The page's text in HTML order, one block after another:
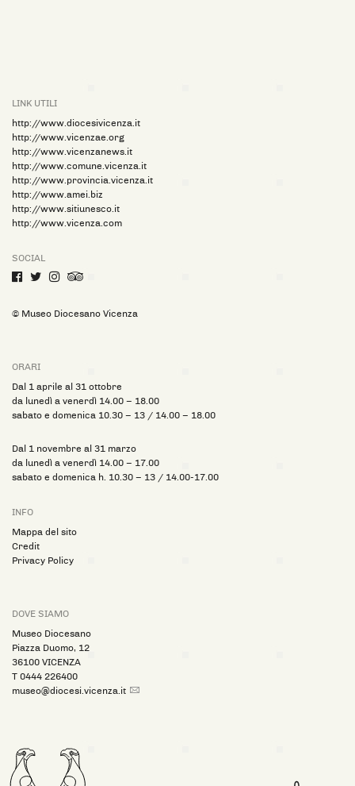
LINK UTILI
http://www.diocesivicenza.it
http://www.vicenzae.org
http://www.vicenzanews.it
http://www.comune.vicenza.it
http://www.provincia.vicenza.it
http://www.amei.biz
http://www.sitiunesco.it
http://www.vicenza.com
SOCIAL
Facebook
TwitterInstagram
© Museo Diocesano Vicenza
ORARI
Dal 1 aprile al 31 ottobre
da lunedì a venerdì 14.00 – 18.00
sabato e domenica 10.30 – 13 / 14.00 – 18.00
Dal 1 novembre al 31 marzo
da lunedì a venerdì 14.00 – 17.00
sabato e domenica h. 10.30 – 13 / 14.00-17.00
INFO
Mappa del sito
Credit
Privacy Policy
DOVE SIAMO
Museo Diocesano
Piazza Duomo, 12
36100 VICENZA
T 0444 226400
museo@diocesi.vicenza.it